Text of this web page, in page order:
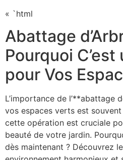
« `html
Abattage
Pourquoi
pour Vos
L’importance de l’**abattage
vos espaces verts est
cette opération est cruciale
beauté de votre jardin.
dès maintenant ? Découvrez